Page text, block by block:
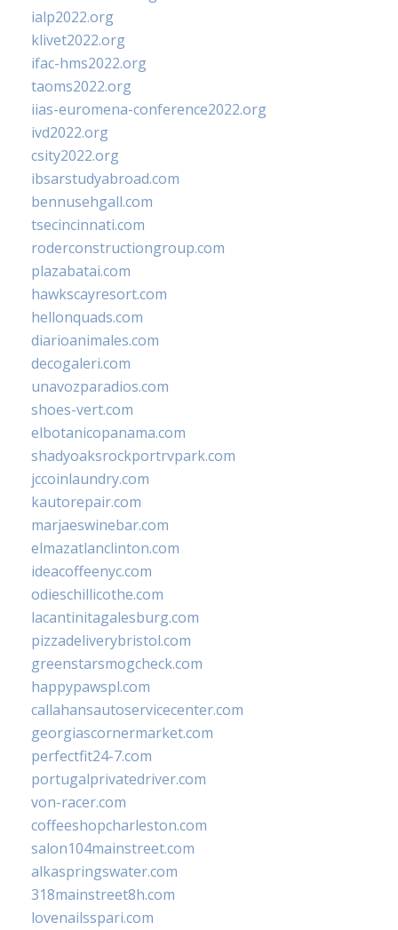
ialp2022.org
klivet2022.org
ifac-hms2022.org
taoms2022.org
iias-euromena-conference2022.org
ivd2022.org
csity2022.org
ibsarstudyabroad.com
bennusehgall.com
tsecincinnati.com
roderconstructiongroup.com
plazabatai.com
hawkscayresort.com
hellonquads.com
diarioanimales.com
decogaleri.com
unavozparadios.com
shoes-vert.com
elbotanicopanama.com
shadyoaksrockportrvpark.com
jccoinlaundry.com
kautorepair.com
marjaeswinebar.com
elmazatlanclinton.com
ideacoffeenyc.com
odieschillicothe.com
lacantinitagalesburg.com
pizzadeliverybristol.com
greenstarsmogcheck.com
happypawspl.com
callahansautoservicecenter.com
georgiascornermarket.com
perfectfit24-7.com
portugalprivatedriver.com
von-racer.com
coffeeshopcharleston.com
salon104mainstreet.com
alkaspringswater.com
318mainstreet8h.com
lovenailsspari.com